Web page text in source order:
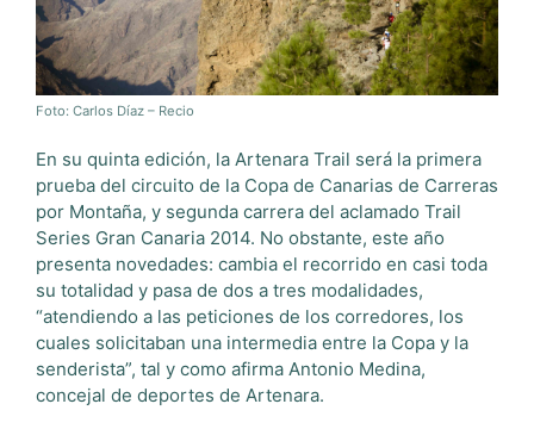
Foto: Carlos Díaz – Recio
En su quinta edición, la Artenara Trail será la primera
prueba del circuito de la Copa de Canarias de Carreras
por Montaña, y segunda carrera del aclamado Trail
Series Gran Canaria 2014. No obstante, este año
presenta novedades: cambia el recorrido en casi toda
su totalidad y pasa de dos a tres modalidades,
“atendiendo a las peticiones de los corredores, los
cuales solicitaban una intermedia entre la Copa y la
senderista”, tal y como afirma Antonio Medina,
concejal de deportes de Artenara.